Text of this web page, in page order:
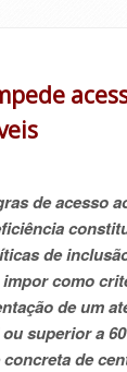
de acesso
de
como
de um
superior a
de